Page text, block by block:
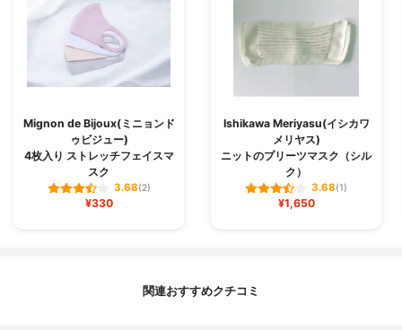
Mignon de Bijoux(ミニョンド
ゥビジュー)
4枚入り ストレッチフェイスマ
スク
3.68(2)
¥330
Ishikawa Meriyasu(イシカワ
メリヤス)
ニットのプリーツマスク（シル
ク）
3.68(1)
¥1,650
関連おすすめクチコミ